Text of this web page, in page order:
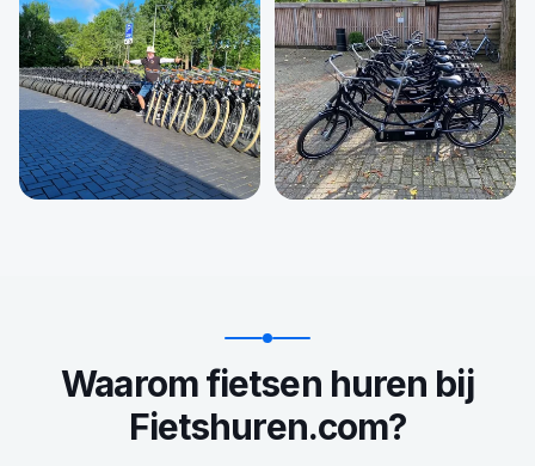
Waarom fietsen huren bij
Fietshuren.com?